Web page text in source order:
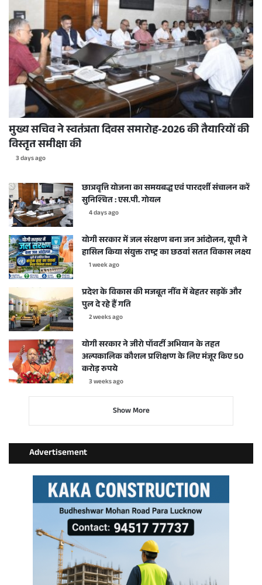
मुख्य सचिव ने स्वतंत्रता दिवस समारोह-2026 की तैयारियों की
विस्तृत समीक्षा की
3 days ago
छात्रवृत्ति योजना का समयबद्ध एवं पारदर्शी संचालन करें
सुनिश्चित : एस.पी. गोयल
4 days ago
योगी सरकार में जल संरक्षण बना जन आंदोलन, यूपी ने
हासिल किया संयुक्त राष्ट्र का छठवां सतत विकास लक्ष्य
1 week ago
प्रदेश के विकास की मजबूत नींव में बेहतर सड़कें और
पुल दे रहे हैं गति
2 weeks ago
योगी सरकार ने जीरो पॉवर्टी अभियान के तहत
अल्पकालिक कौशल प्रशिक्षण के लिए मंजूर किए 50
करोड़ रुपये
3 weeks ago
Show More
Advertisement